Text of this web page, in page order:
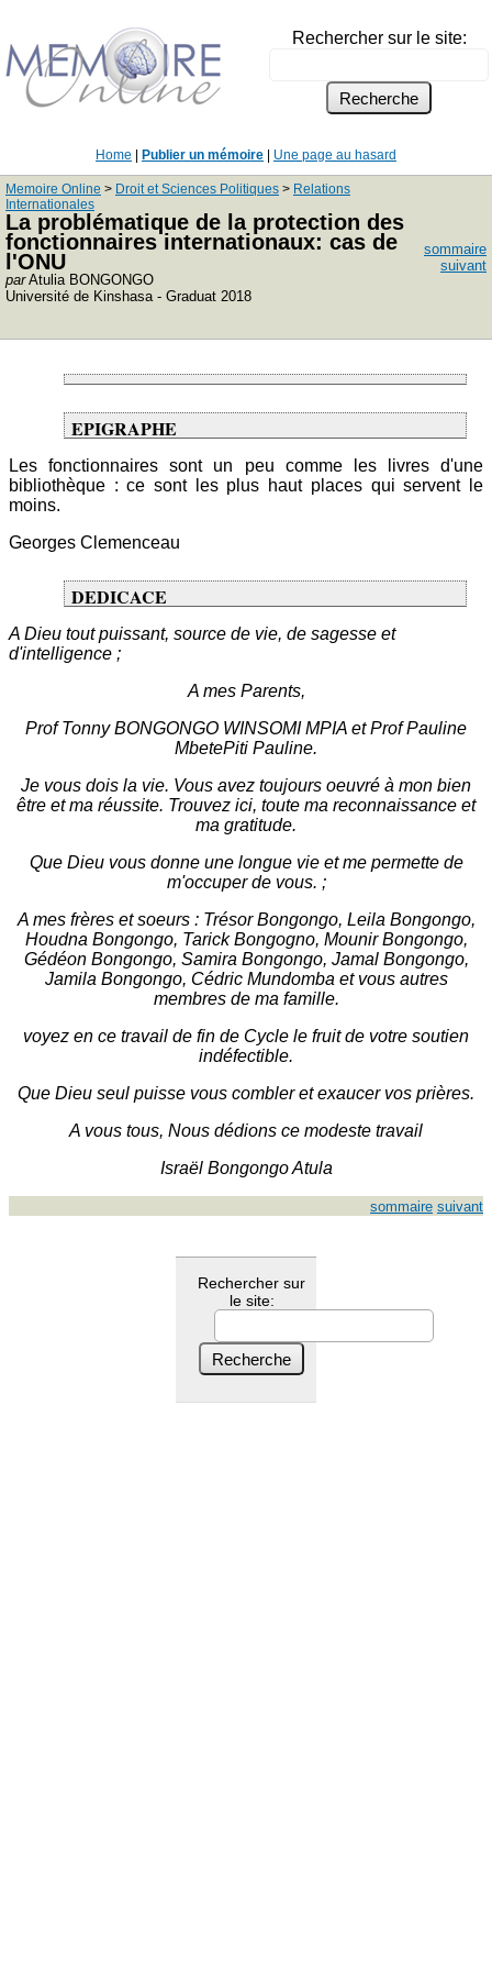
Rechercher sur le site:
Home Publier un mémoire Une page au hasard
Memoire Online > Droit et Sciences Politiques > Relations
Internationales
La problématique de la protection des
fonctionnaires internationaux: cas de
l'ONU
parAtulia BONGONGO
Université de Kinshasa - Graduat 2018
sommaire
suivant
EPIGRAPHE
Les fonctionnaires sont un peu comme les livres d'une
bibliothèque : ce sont les plus haut places qui servent le
moins.
Georges Clemenceau
DEDICACE
A Dieu tout puissant, source de vie, de sagesse et
d'intelligence ;
A mes Parents,
Prof Tonny BONGONGO WINSOMI MPIA et Prof Pauline
MbetePiti Pauline.
Je vous dois la vie. Vous avez toujours oeuvré à mon bien
être et ma réussite. Trouvez ici, toute ma reconnaissance et
ma gratitude.
Que Dieu vous donne une longue vie et me permette de
m'occuper de vous. ;
A mes frères et soeurs : Trésor Bongongo, Leila Bongongo,
Houdna Bongongo, Tarick Bongogno, Mounir Bongongo,
Gédéon Bongongo, Samira Bongongo, Jamal Bongongo,
Jamila Bongongo, Cédric Mundomba et vous autres
membres de ma famille.
voyez en ce travail de fin de Cycle le fruit de votre soutien
indéfectible.
Que Dieu seul puisse vous combler et exaucer vos prières.
A vous tous, Nous dédions ce modeste travail
Israël Bongongo Atula
sommaire suivant
Rechercher sur
le site: